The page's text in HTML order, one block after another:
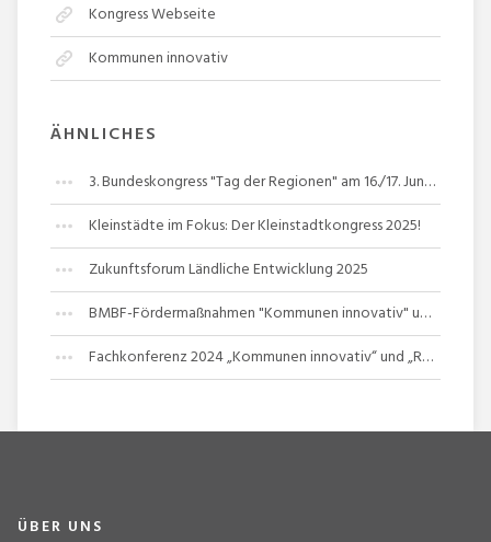
Kongress Webseite
Kommunen innovativ
ÄHNLICHES
3. Bundeskongress "Tag der Regionen" am 16./17. Juni 2025
Kleinstädte im Fokus: Der Kleinstadtkongress 2025!
Zukunftsforum Ländliche Entwicklung 2025
BMBF-Fördermaßnahmen "Kommunen innovativ" und "REGION.innovativ-Kreislaufwirtschaft"
Fachkonferenz 2024 „Kommunen innovativ“ und „REGION.innovativ – Kreislaufwirtschaft“
ÜBER UNS